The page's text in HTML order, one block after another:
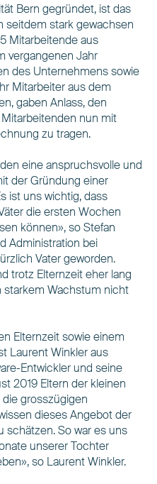
Bern gegründet, ist das
stark gewachsen
Mitarbeitende aus
vergangenen Jahr
des Unternehmens sowie
Mitarbeiter aus dem
gaben Anlass, den
nun mit
zu tragen.
eine anspruchsvolle und
der Gründung einer
ist uns wichtig, dass
die ersten Wochen
können», so Stefan
Administration bei
Vater geworden.
trotz Elternzeit eher lang
starkem Wachstum nicht
Elternzeit sowie einem
Laurent Winkler aus
Entwickler und seine
2019 Eltern der kleinen
die grosszügigen
dieses Angebot der
schätzen. So war es uns
unserer Tochter
so Laurent Winkler.